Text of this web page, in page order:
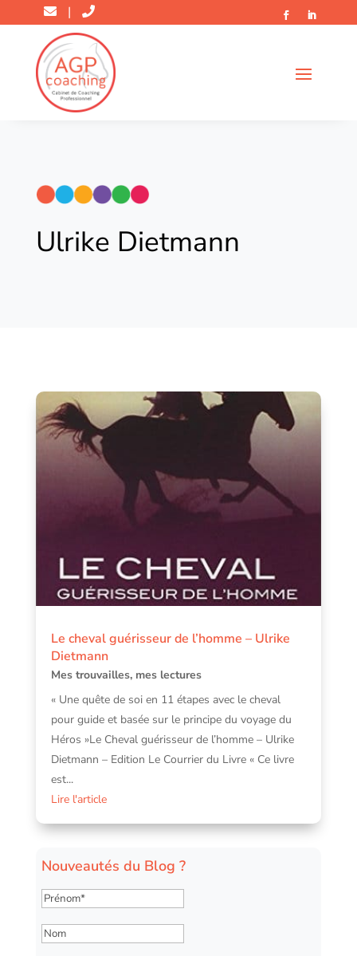
|
Ulrike Dietmann
Le cheval guérisseur de l’homme – Ulrike
Dietmann
Mes trouvailles, mes lectures
« Une quête de soi en 11 étapes avec le cheval
pour guide et basée sur le principe du voyage du
Héros »Le Cheval guérisseur de l’homme – Ulrike
Dietmann – Edition Le Courrier du Livre « Ce livre
est...
Lire l'article
Nouveautés du Blog ?